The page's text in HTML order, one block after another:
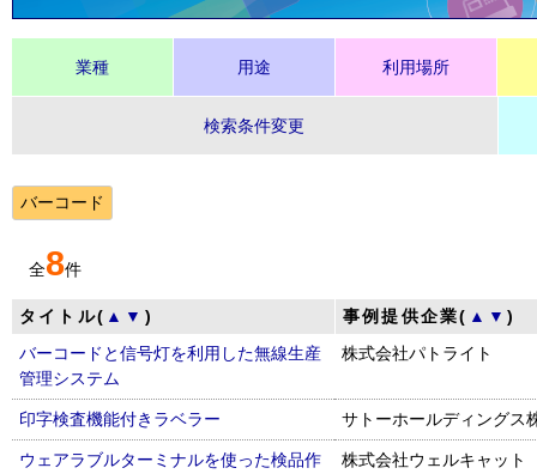
業種 用途 利用場所
検索条件変更
バーコード
全8件
タイトル( ▲ ▼ ) 事例提供企業( ▲ ▼)
バーコードと信号灯を利用した無線生産
管理システム
株式会社パトライト
印字検査機能付きラベラー サトーホールディングス
ウェアラブルターミナルを使った検品作
株式会社ウェルキャット